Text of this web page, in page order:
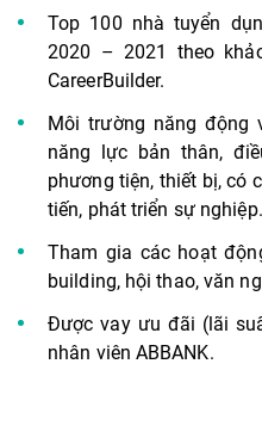
Top 100 nhà tuyển
2020 – 2021 theo
CareerBuilder.
Môi trường năng động
năng lực bản thân,
phương tiện, thiết bị, có
tiến, phát triển sự nghiệp.
Tham gia các hoạt
building, hội thao, văn
Được vay ưu đãi (lãi
nhân viên ABBANK.